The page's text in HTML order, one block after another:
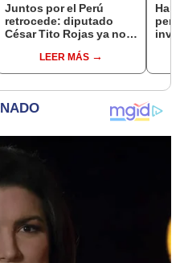
Juntos por el Perú
retrocede: diputado
César Tito Rojas ya no
Comisión de Ética
LEER MÁS